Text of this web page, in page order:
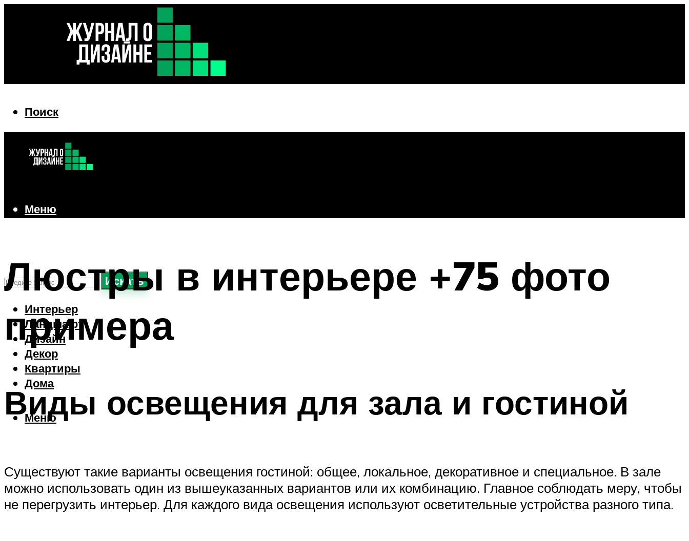
Поиск
Поиск
Искать
Интерьер
Ландшафт
Дизайн
Декор
Квартиры
Дома
Меню
Меню
Люстры в интерьере +75 фото
примера
Виды освещения для зала и гостиной
Существуют такие варианты освещения гостиной: общее, локальное, декоративное и специальное. В зале
можно использовать один из вышеуказанных вариантов или их комбинацию. Главное соблюдать меру, чтобы
не перегрузить интерьер. Для каждого вида освещения используют осветительные устройства разного типа.